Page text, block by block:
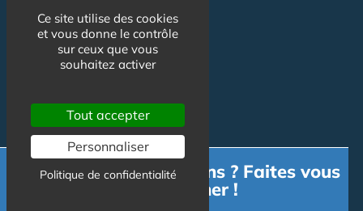
Informations
Gestion des cookies
CGU
Besoin d'informations ? Faites vous
accompagner !
Ce site utilise des cookies
et vous donne le contrôle
sur ceux que vous
souhaitez activer
Tout accepter
Personnaliser
Politique de confidentialité